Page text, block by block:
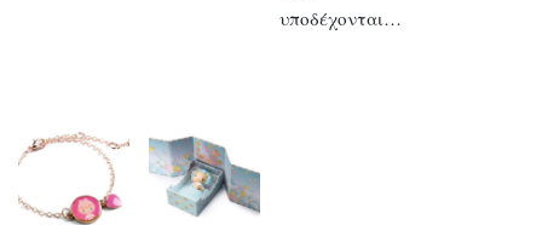
υποδέχονται…